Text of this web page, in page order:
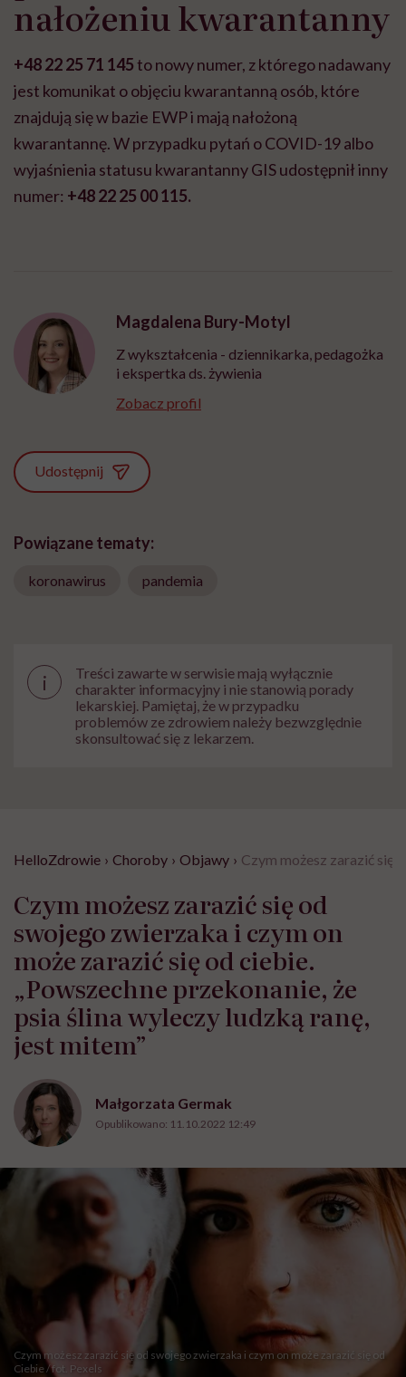
nałożeniu kwarantanny
+48 22 25 71 145to nowy numer, z którego nadawany
jest komunikat o objęciu kwarantanną osób, które
znajdują się w bazie EWP i mają nałożoną
kwarantannę. W przypadku pytań o COVID-19 albo
wyjaśnienia statusu kwarantanny GIS udostępnił inny
numer: +48 22 25 00 115.
Magdalena Bury-Motyl
Z wykształcenia - dziennikarka, pedagożka
i ekspertka ds. żywienia
Zobacz profil
Udostępnij
Powiązane tematy:
koronawirus pandemia
i
Treści zawarte w serwisie mają wyłącznie
charakter informacyjny i nie stanowią porady
lekarskiej. Pamiętaj, że w przypadku
problemów ze zdrowiem należy bezwzględnie
skonsultować się z lekarzem.
HelloZdrowie › Choroby › Objawy › Czym możesz zarazić się
Czym możesz zarazić się od
swojego zwierzaka i czym on
może zarazić się od ciebie.
„Powszechne przekonanie, że
psia ślina wyleczy ludzką ranę,
jest mitem”
Małgorzata Germak
Opublikowano: 11.10.2022 12:49
Czym możesz zarazić się od swojego zwierzaka i czym on może zarazić się od
Ciebie / fot. Pexels